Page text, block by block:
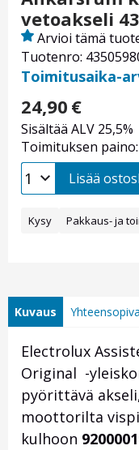
vetoakseli
Tuotenro:
Arvioi tämä
Toimitusaika-
24,90 €
Sisältää ALV 25,5%
Toimituksen
Lisää
Kysy Pakkaus- ja
Kuvaus
Electrolux
Original -
pyörittävä
moottorilta
kulhoon